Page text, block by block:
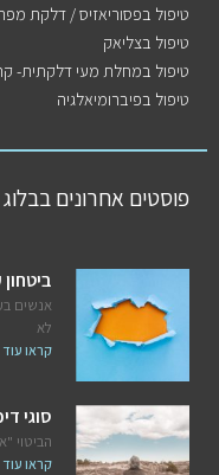
טיפול בפסוריאזיס / דלקת
טיפול בצליאק
טיפול במחלת מעי דלקתית-
טיפול בפיברומיאלגיה
פוסטים אחרונים בבלוג
אנשים
לא
קראו עוד
סוגי
הביטוי
קראו עוד